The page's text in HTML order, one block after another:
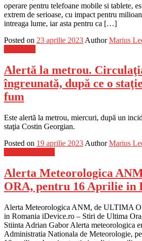
operare pentru telefoane mobile si tablete,
extrem de serioase, cu impact pentru
intreaga lume, iar asta pentru ca […]
Posted on 23 aprilie 2023 Author Marius
Alertă la metrou.
îngreunată, după ce o
fum
Este alertă la metrou, miercuri, după un
staţia Costin Georgian.
Posted on 19 aprilie 2023 Author Marius
Alerta Meteorologica
ORA, pentru 16 Aprilie in
Alerta Meteorologica ANM, de ULTIMA
in Romania iDevice.ro – Stiri de Ultima
Stiinta Adrian Gabor Alerta meteorologica
Administratia Nationala de Meteorologie,